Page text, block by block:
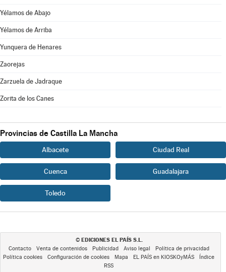
Yélamos de Abajo
Yélamos de Arriba
Yunquera de Henares
Zaorejas
Zarzuela de Jadraque
Zorita de los Canes
Provincias de Castilla La Mancha
Albacete Ciudad Real
Cuenca Guadalajara
Toledo
© EDICIONES EL PAÍS S.L.
Contacto Venta de contenidos Publicidad Aviso legal
Política de privacidad
Política cookies
Configuración de cookies Mapa EL PAÍS en KIOSKOyMÁS
Índice
RSS